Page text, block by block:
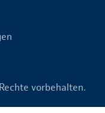
vorbehalten.